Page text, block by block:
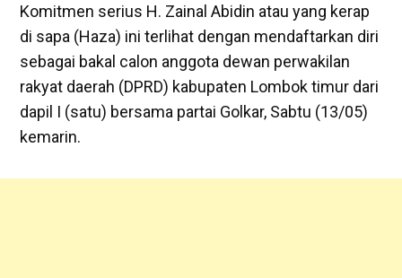
Komitmen serius H. Zainal Abidin atau yang kerap
di sapa (Haza) ini terlihat dengan mendaftarkan diri
sebagai bakal calon anggota dewan perwakilan
rakyat daerah (DPRD) kabupaten Lombok timur dari
dapil I (satu) bersama partai Golkar, Sabtu (13/05)
kemarin.